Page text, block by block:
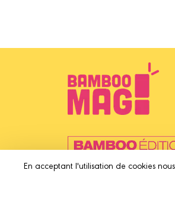
En acceptant l'utilisation de cookies